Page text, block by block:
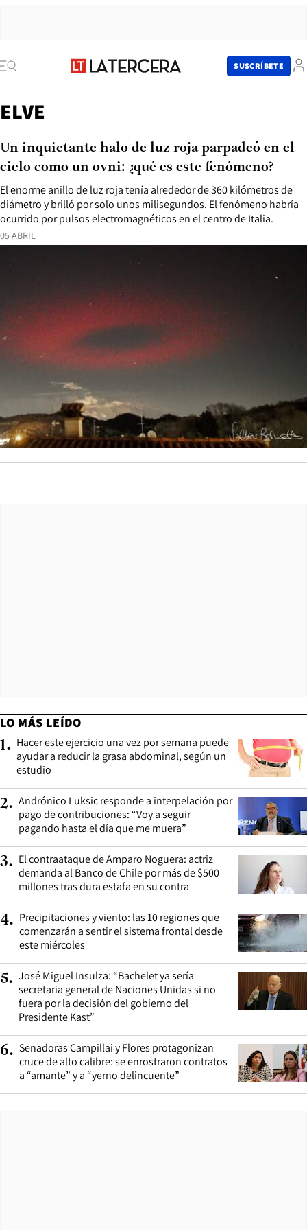
SUSCRÍBETE
ELVE
05 ABRIL
El enorme anillo de luz roja tenía alrededor de 360 ​​kilómetros de
diámetro y brilló por solo unos milisegundos. El fenómeno habría
ocurrido por pulsos electromagnéticos en el centro de Italia.
Un inquietante halo de luz roja parpadeó en el
cielo como un ovni: ¿qué es este fenómeno?
LO MÁS LEÍDO
1. Hacer este ejercicio una vez por semana puede
ayudar a reducir la grasa abdominal, según un
estudio
2. Andrónico Luksic responde a interpelación por
pago de contribuciones: “Voy a seguir
pagando hasta el día que me muera”
3. El contraataque de Amparo Noguera: actriz
demanda al Banco de Chile por más de $500
millones tras dura estafa en su contra
4. Precipitaciones y viento: las 10 regiones que
comenzarán a sentir el sistema frontal desde
este miércoles
5. José Miguel Insulza: “Bachelet ya sería
secretaria general de Naciones Unidas si no
fuera por la decisión del gobierno del
Presidente Kast”
6. Senadoras Campillai y Flores protagonizan
cruce de alto calibre: se enrostraron contratos
a “amante” y a “yerno delincuente”